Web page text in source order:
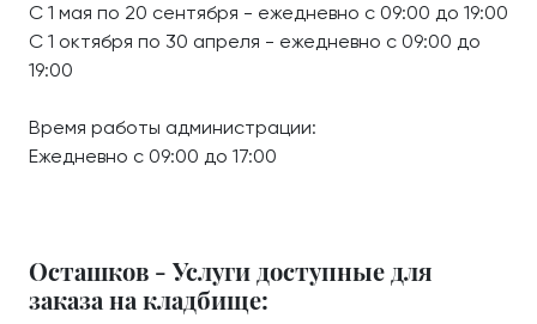
С 1 мая по 20 сентября - ежедневно с 09:00 до 19:00
С 1 октября по 30 апреля - ежедневно с 09:00 до
19:00
Время работы администрации:
Ежедневно с 09:00 до 17:00
Осташков - Услуги доступные для
заказа на кладбище: